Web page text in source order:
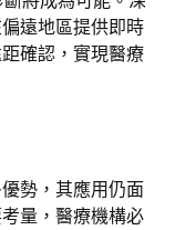
遠地區提供即時
確認，實現醫療
勢，其應用仍面
量，醫療機構必